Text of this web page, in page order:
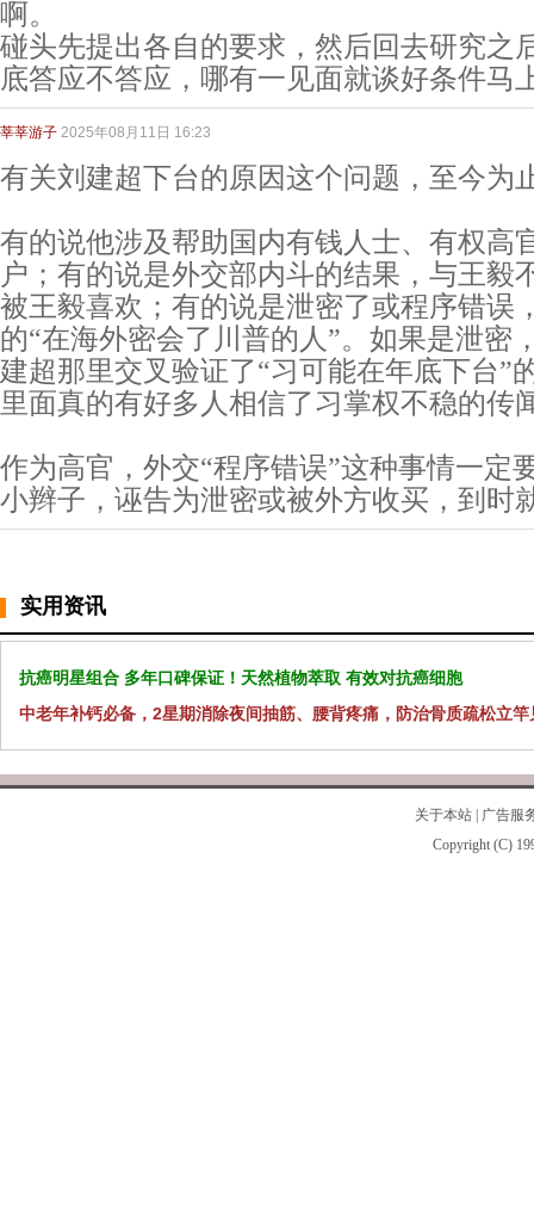
啊。
碰头先提出各自的要求，然后回去研究之
底答应不答应，哪有一见面就谈好条件马
莘莘游子 2025年08月11日 16:23
有关刘建超下台的原因这个问题，至今为
有的说他涉及帮助国内有钱人士、有权高
户；有的说是外交部内斗的结果，与王毅
被王毅喜欢；有的说是泄密了或程序错误
的“在海外密会了川普的人”。如果是泄密
建超那里交叉验证了“习可能在年底下台”
里面真的有好多人相信了习掌权不稳的传
作为高官，外交“程序错误”这种事情一定
小辫子，诬告为泄密或被外方收买，到时
实用资讯
抗癌明星组合 多年口碑保证！天然植物萃取 有效对抗癌细胞
中老年补钙必备，2星期消除夜间抽筋、腰背疼痛，防治骨质疏松立竿
关于本站
广告服
Copyright (C)